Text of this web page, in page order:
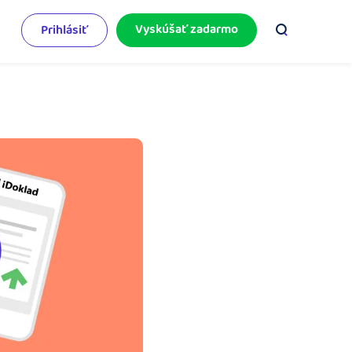
v iDoklade a potrebujete poradiť?
Prihlásiť Vyskúšať zadarmo